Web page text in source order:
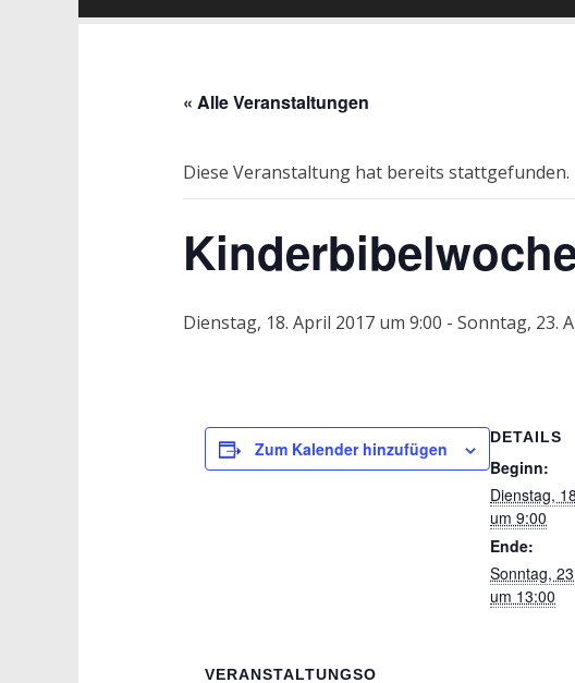
« Alle Veranstaltungen
Diese Veranstaltung hat bereits stattgefunden.
Dienstag, 18. April 2017 um 9:00 - Sonntag, 23.
Zum Kalender hinzufügen
DETAILS
Beginn:
Dienstag,
um 9:00
Ende:
Sonntag,
um 13:00
VERANSTALTUNGSO